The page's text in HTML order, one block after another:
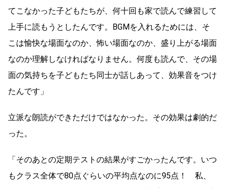
てこなかった子どもたちが、何十回も家で読んで練習して
上手に読もうとしたんです。BGMを入れるためには、そ
こは愉快な場面なのか、怖い場面なのか、盛り上がる場面
なのか理解しなければなりません。何度も読んで、その場
面の気持ちを子どもたち同士が話しあって、効果音をつけ
たんです」
立派な朗読ができただけではなかった。その効果は劇的だ
った。
「そのあとの定期テストの結果がすごかったんです。いつ
もクラス全体で80点ぐらいの平均点なのに95点！ 私、